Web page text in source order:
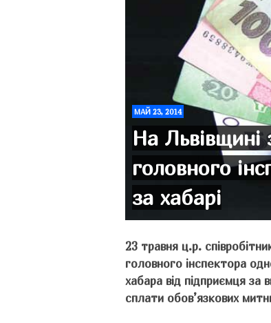
МАЙ 23, 2014
На Львівщині
головного
за хабарі
23 травня ц.р.
головного інспектора
хабара від підприємця
сплати обов’язкових